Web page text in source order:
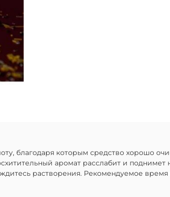
благодаря которым средство хорошо
аромат расслабит и
растворения. Рекомендуемое время